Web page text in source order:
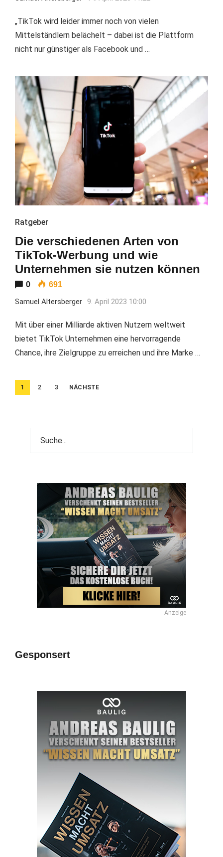
„TikTok wird leider immer noch von vielen
Mittelständlern belächelt – dabei ist die Plattform
nicht nur günstiger als Facebook und …
Ratgeber
Die verschiedenen Arten von
TikTok-Werbung und wie
Unternehmen sie nutzen können
0 691
Samuel Altersberger 9. April 2023 10:00
Mit über einer Milliarde aktiven Nutzern weltweit
bietet TikTok Unternehmen eine hervorragende
Chance, ihre Zielgruppe zu erreichen und ihre Marke …
Beitragsnavigation
1 2 3 NÄCHSTE
Anzeige
Gesponsert